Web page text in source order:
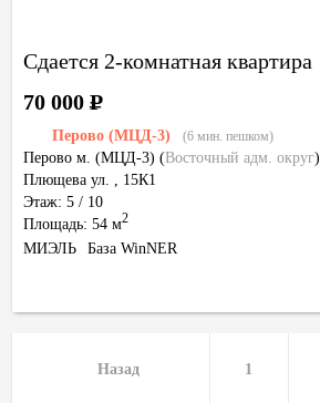
Сдается 2-комнатная квартира
Перово (МЦД-3) (6 мин. пешком)
Перово м. (МЦД-3) (Восточный адм. округ)
Плющева ул. , 15К1
Этаж: 5 / 10
Площадь: 54 м2
70 000Р
МИЭЛЬ База WinNER
Назад 1